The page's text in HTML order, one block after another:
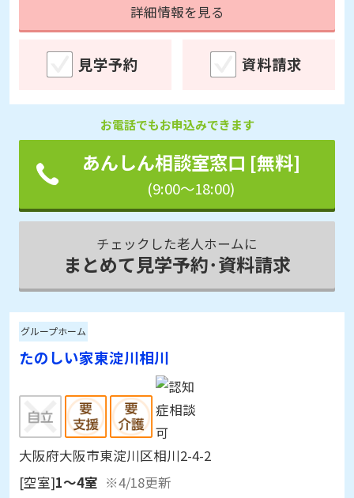
詳細情報を見る
見学予約 資料請求
お電話でもお申込みできます
あんしん相談室窓口 [無料]
(9:00～18:00)
チェックした老人ホームに
まとめて見学予約･資料請求
グループホーム
たのしい家東淀川相川
大阪府大阪市東淀川区相川2-4-2
[空室]1～4室 ※4/18更新
入居時費用： 0～0万円